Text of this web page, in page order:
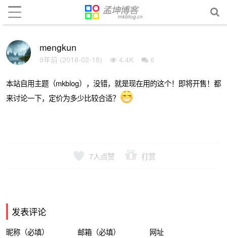
mengkun
9年前 (2018-02-18) 4.4K 6
本站自用主题（mkblog），没错，就是现在用的这个！即将开售！都
来讨论一下，定价为多少比较合适？
7人点赞 打赏
发表评论
昵称（必填） 邮箱（必填） 网址